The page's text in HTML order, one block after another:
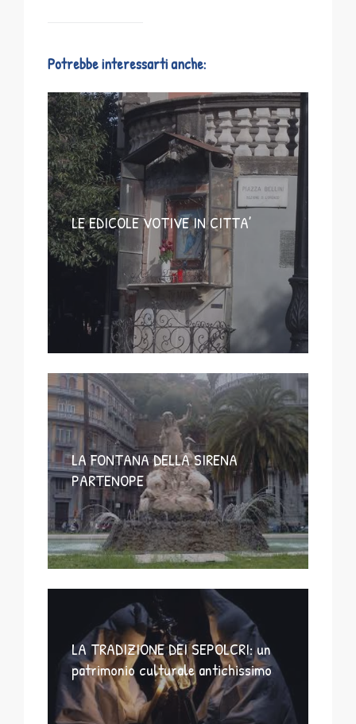
Potrebbe interessarti anche:
LE EDICOLE VOTIVE IN CITTA’
LA FONTANA DELLA SIRENA
PARTENOPE
LA TRADIZIONE DEI SEPOLCRI: un
patrimonio culturale antichissimo